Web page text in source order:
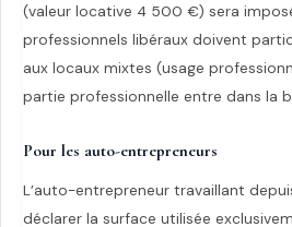
(valeur locative 4 500 €) sera
professionnels libéraux doivent
aux locaux mixtes (usage
partie professionnelle entre dans la
Pour les auto-entrepreneurs
L’auto-entrepreneur travaillant
déclarer la surface utilisée